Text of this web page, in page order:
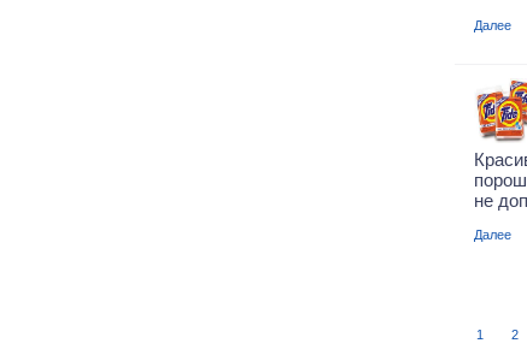
Далее
не
Далее
1 2